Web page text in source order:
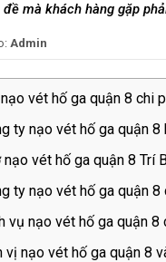
mà khách hàng gặp
Admin
vét hố ga quận 8 chi
ty nạo vét hố ga quận 8
nạo vét hố ga quận 8 Trí
ty nạo vét hố ga quận
vụ nạo vét hố ga quận
vị nạo vét hố ga quận 8